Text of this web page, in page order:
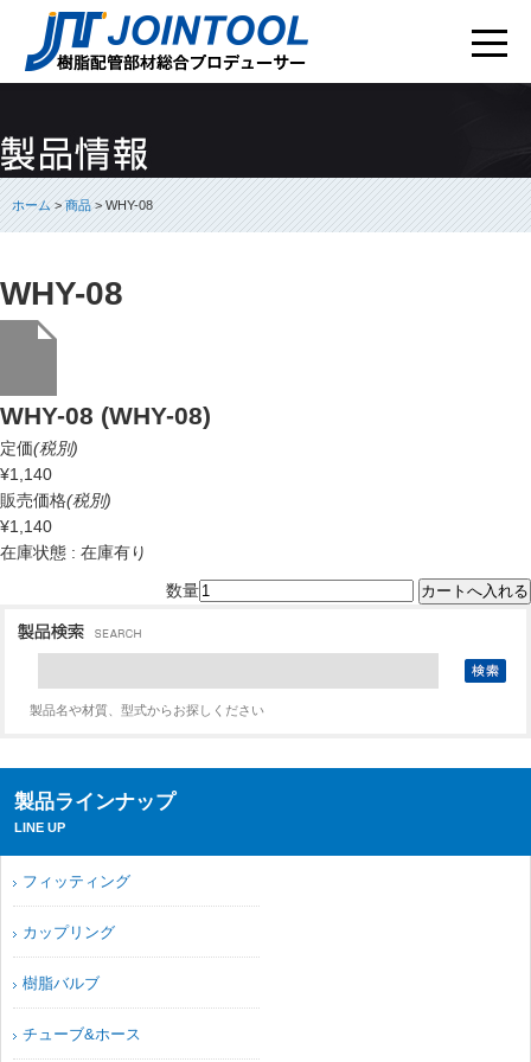
ホーム>商品> WHY-08
WHY-08
WHY-08 (WHY-08)
定価(税別)
¥1,140
販売価格(税別)
¥1,140
在庫状態 : 在庫有り
数量
製品名や材質、型式からお探しください
製品ラインナップ
LINE UP
フィッティング
カップリング
樹脂バルブ
チューブ&ホース